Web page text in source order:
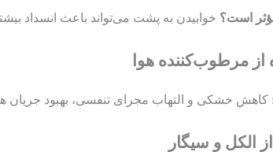
است؟ خوابیدن به پشت می‌تواند باعث انسداد
کاهش خشکی و التهاب مجرای تنفسی، بهبود جریان